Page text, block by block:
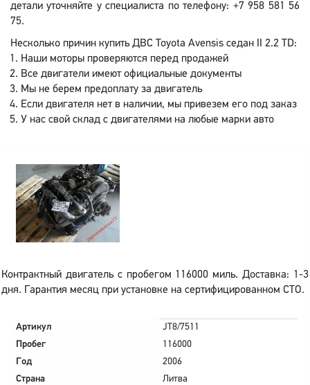
детали уточняйте у специалиста по телефону: +7 958 581 56
75.
Несколько причин купить ДВС Toyota Avensis седан II 2.2 TD:
Наши моторы проверяются перед продажей
Все двигатели имеют официальные документы
Мы не берем предоплату за двигатель
Если двигателя нет в наличии, мы привезем его под заказ
У нас свой склад с двигателями на любые марки авто
Контрактный двигатель с пробегом 116000 миль. Доставка: 1-3
дня. Гарантия месяц при установке на сертифицированном СТО.
Артикул
JT8/7511
Пробег
116000
Год
2006
Страна
Литва